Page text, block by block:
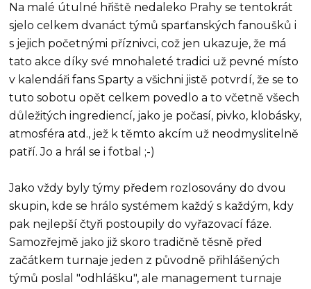
Na malé útulné hřiště nedaleko Prahy se tentokrát
sjelo celkem dvanáct týmů sparťanských fanoušků i
s jejich početnými příznivci, což jen ukazuje, že má
tato akce díky své mnohaleté tradici už pevné místo
v kalendáři fans Sparty a všichni jistě potvrdí, že se to
tuto sobotu opět celkem povedlo a to včetně všech
důležitých ingrediencí, jako je počasí, pivko, klobásky,
atmosféra atd., jež k těmto akcím už neodmyslitelně
patří. Jo a hrál se i fotbal ;-)
Jako vždy byly týmy předem rozlosovány do dvou
skupin, kde se hrálo systémem každý s každým, kdy
pak nejlepší čtyři postoupily do vyřazovací fáze.
Samozřejmě jako již skoro tradičně těsně před
začátkem turnaje jeden z původně přihlášených
týmů poslal "odhlášku", ale management turnaje